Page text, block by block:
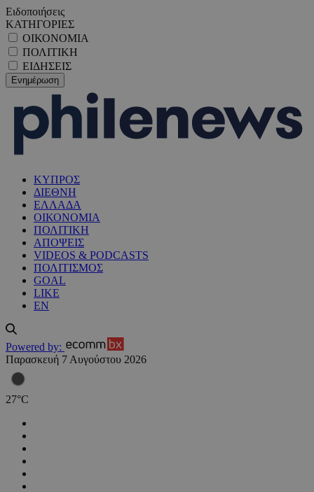
Ειδοποιήσεις
ΚΑΤΗΓΟΡΙΕΣ
ΟΙΚΟΝΟΜΙΑ
ΠΟΛΙΤΙΚΗ
ΕΙΔΗΣΕΙΣ
ΚΥΠΡΟΣ
ΔΙΕΘΝΗ
ΕΛΛΑΔΑ
ΟΙΚΟΝΟΜΙΑ
ΠΟΛΙΤΙΚΗ
ΑΠΟΨΕΙΣ
VIDEOS & PODCASTS
ΠΟΛΙΤΙΣΜΟΣ
GOAL
LIKE
EN
Powered by:
Παρασκευή 7 Αυγούστου 2026
27°C